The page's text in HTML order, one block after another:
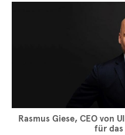
Rasmus Giese, CEO von
für das